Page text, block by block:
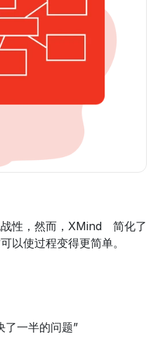
性，然而，XMind 简化了
以使过程变得更简单。
了一半的问题”